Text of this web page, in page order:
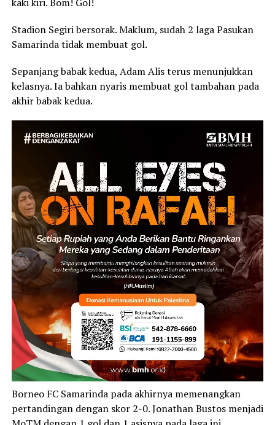
Stadion Segiri bersorak. Maklum, sudah 2 laga Pasukan
Samarinda tidak membuat gol.
Sepanjang babak kedua, Adam Alis terus menunjukkan
kelasnya. Ia bahkan nyaris membuat gol tambahan pada
akhir babak kedua.
Borneo FC Samarinda pada akhirnya memenangkan
pertandingan dengan skor 2-0. Jonathan Bustos menjadi